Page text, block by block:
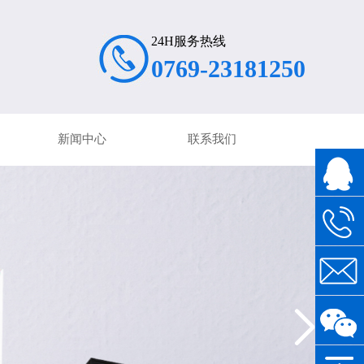
24H服务热线
0769-23181250
新闻中心 联系我们